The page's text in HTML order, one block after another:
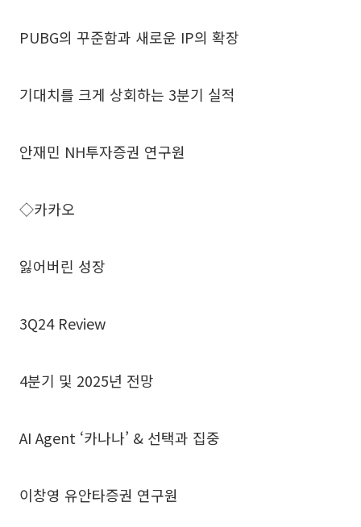
PUBG의 꾸준함과 새로운 IP의 확장
기대치를 크게 상회하는 3분기 실적
안재민 NH투자증권 연구원
◇카카오
잃어버린 성장
3Q24 Review
4분기 및 2025년 전망
AI Agent ‘카나나’ & 선택과 집중
이창영 유안타증권 연구원